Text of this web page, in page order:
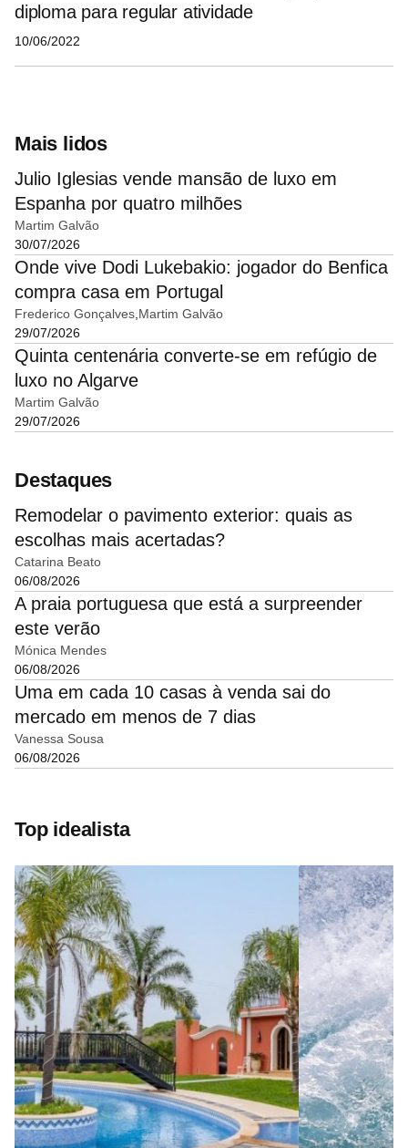
diploma para regular atividade
10/06/2022
Mais lidos
Julio Iglesias vende mansão de luxo em
Espanha por quatro milhões
Martim Galvão
30/07/2026
Onde vive Dodi Lukebakio: jogador do Benfica
compra casa em Portugal
Frederico Gonçalves Martim Galvão
29/07/2026
Quinta centenária converte-se em refúgio de
luxo no Algarve
Martim Galvão
29/07/2026
Destaques
Remodelar o pavimento exterior: quais as
escolhas mais acertadas?
Catarina Beato
06/08/2026
A praia portuguesa que está a surpreender
este verão
Mónica Mendes
06/08/2026
Uma em cada 10 casas à venda sai do
mercado em menos de 7 dias
Vanessa Sousa
06/08/2026
Top idealista